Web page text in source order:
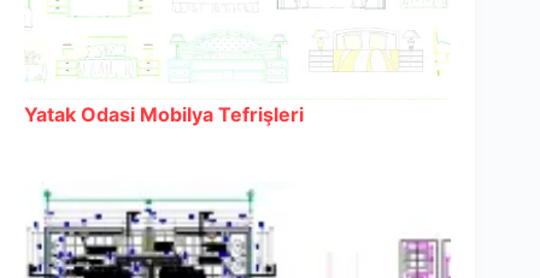
Yatak Odasi Mobilya Tefrişleri